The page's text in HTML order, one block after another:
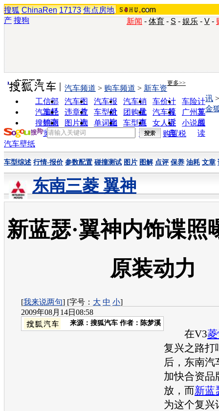
搜狐 ChinaRen 17173 焦点房地
产 搜狗 新闻 - 体育 - S - 娱乐 - V -
实用工具 更多>>
工信部
油耗
汽车图
片
汽车报
价
汽车销
量
车价计
算
车险计
算
汽车经
销商
违章查
询
车型对
比
团购优
惠
汽车投
诉
广州车
展
搜狗浏
览器
图片欣
赏
单词翻
车型查
询
女人宝
典
小说阅
读
汽车频道 > 购车频道 > 新车资
讯
金
购置税
汽车壁纸
车型综述 行情-报价 参数配置 碰撞测试 图片 图解 点评 保养 油耗 文章
东南三菱 翼神
新蓝瑟·翼神内饰谍照
原装动力
[我来说两句] [字号： 大 中 小]
2009年08月14日08:58
来源： 搜狐汽车 作者：陈梦溪
在V3
复兴之路打
后， 东南汽
加快合资品
放，而新蓝
为这个复兴